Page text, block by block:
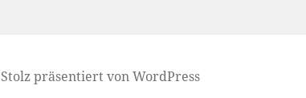
Stolz präsentiert von WordPress